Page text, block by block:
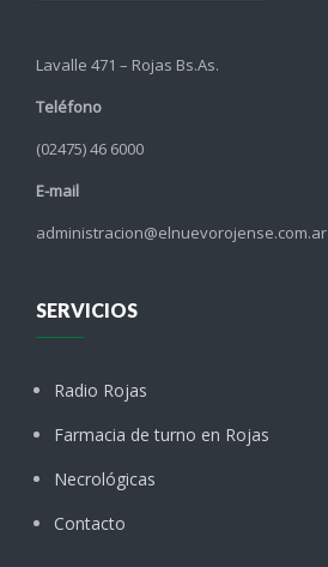
Lavalle 471 – Rojas Bs.As.
Teléfono
(02475) 46 6000
E-mail
administracion@elnuevorojense.com.ar
SERVICIOS
Radio Rojas
Farmacia de turno en Rojas
Necrológicas
Contacto